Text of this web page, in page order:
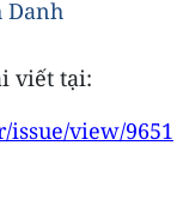
Danh
viết tại:
view/9651